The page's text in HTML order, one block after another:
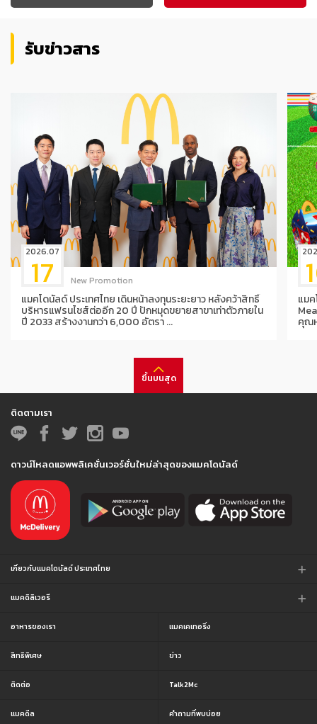
รับข่าวสาร
2026.07
17 New Promotion
แมคโดนัลด์ ประเทศไทย เดินหน้าลงทุนระยะยาว หลังคว้าสิทธิ์
บริหารแฟรนไชส์ต่ออีก 20 ปี ปักหมุดขยายสาขาเท่าตัวภายใน
ปี 2033 สร้างงานกว่า 6,000 อัตรา ...
แม
คุณ
ขึ้นบนสุด
ติดตามเรา
ดาวน์โหลดแอพพลิเคชั่นเวอร์ชั่นใหม่ล่าสุดของแมคโดนัลด์
เกี่ยวกับแมคโดนัลด์ ประเทศไทย
แมคดิลิเวอรี
อาหารของเรา
สิทธิพิเศษ
ติดต่อ
แมคดีล
แมคเคเทอริ่ง
ข่าว
Talk2Mc
คำถามที่พบบ่อย